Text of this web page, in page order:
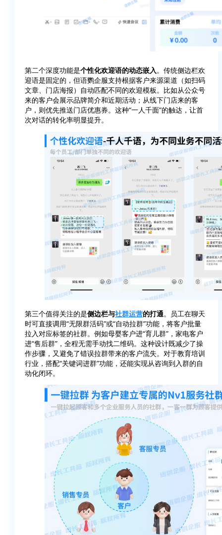
第二个深度功能是个性化欢迎语的动态嵌入。传统侧边栏欢
迎语是固定的，但语鹦企服支持根据客户来源渠道（如扫码
文章、门店海报）自动匹配不同的欢迎模板。比如从公众号
来的客户会展示品牌简介和近期活动；从线下门店来的客
户，则优先推送门店优惠券。这种“一人千面”的触达，让首
次对话的转化率明显提升。
第三个值得关注的是侧边栏与社群运营的打通。员工在聊天
时可直接调用“无限群活码”或“自动拉群”功能，将客户批量
拉入对应标签的社群。例如母婴客户进“育儿群”，家电客户
进“售后群”，全程无需手动找二维码。这种设计既减少了操
作步骤，又避免了错误拉群带来的客户流失。对于教育培训
行业，搭配“关键词进群”功能，还能实现从咨询到入群的自
动化闭环。